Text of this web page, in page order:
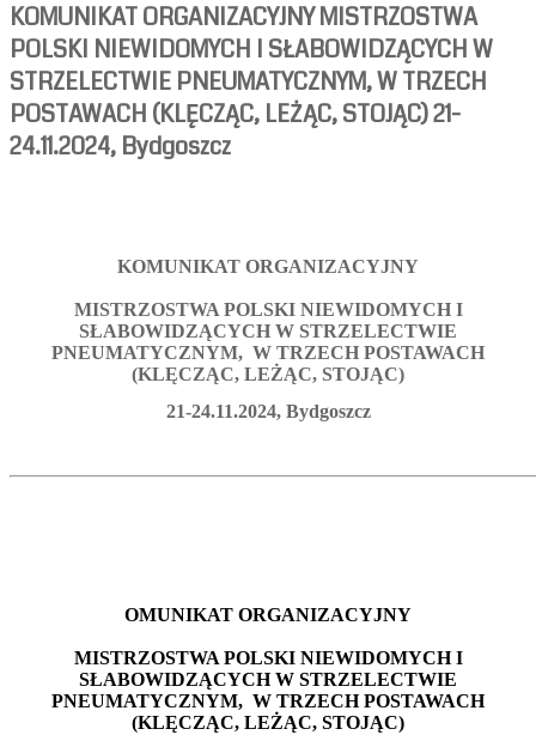
KOMUNIKAT ORGANIZACYJNY MISTRZOSTWA
POLSKI NIEWIDOMYCH I SŁABOWIDZĄCYCH W
STRZELECTWIE PNEUMATYCZNYM, W TRZECH
POSTAWACH (KLĘCZĄC, LEŻĄC, STOJĄC) 21-
24.11.2024, Bydgoszcz
KOMUNIKAT ORGANIZACYJNY
MISTRZOSTWA POLSKI NIEWIDOMYCH I
SŁABOWIDZĄCYCH W STRZELECTWIE
PNEUMATYCZNYM, W TRZECH POSTAWACH
(KLĘCZĄC, LEŻĄC, STOJĄC)
21-24.11.2024, Bydgoszcz
OMUNIKAT ORGANIZACYJNY
MISTRZOSTWA POLSKI NIEWIDOMYCH I
SŁABOWIDZĄCYCH W STRZELECTWIE
PNEUMATYCZNYM, W TRZECH POSTAWACH
(KLĘCZĄC, LEŻĄC, STOJĄC)